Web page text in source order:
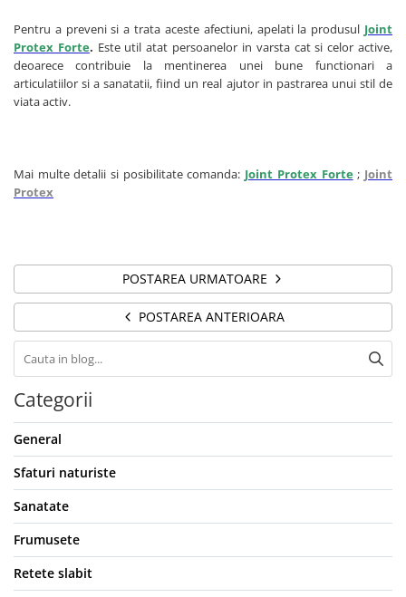
Pentru a preveni si a trata aceste afectiuni, apelati la produsul Joint
Protex Forte. Este util atat persoanelor in varsta cat si celor active,
deoarece contribuie la mentinerea unei bune functionari a
articulatiilor si a sanatatii, fiind un real ajutor in pastrarea unui stil de
viata activ.
Mai multe detalii si posibilitate comanda: Joint Protex Forte; Joint
Protex
POSTAREA URMATOARE
POSTAREA ANTERIOARA
Categorii
General
Sfaturi naturiste
Sanatate
Frumusete
Retete slabit